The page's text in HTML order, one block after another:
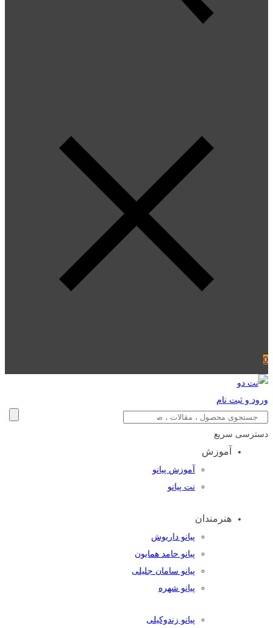
0
ورود و ثبت نام
دسترسی سریع
آموزش
آموزش پیانو
نت پیانو
هنرمندان
پیانو داریوش
پیانو حامد همایون
پیانو سامان جلیلی
پیانو شهره
پیانو زندوکیلی